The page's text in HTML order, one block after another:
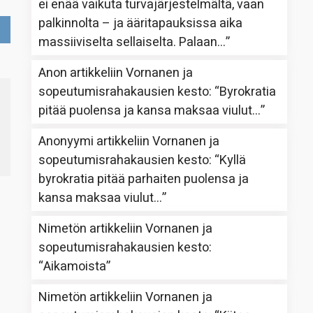
ei enää vaikuta turvajärjestelmältä, vaan
palkinnolta – ja ääritapauksissa aika
massiiviselta sellaiselta. Palaan…”
Anon artikkeliinVornanen ja
sopeutumisrahakausien kesto: “Byrokratia
pitää puolensa ja kansa maksaa viulut…”
Anonyymi artikkeliinVornanen ja
sopeutumisrahakausien kesto: “Kyllä
byrokratia pitää parhaiten puolensa ja
kansa maksaa viulut…”
Nimetön artikkeliinVornanen ja
sopeutumisrahakausien kesto:
“Aikamoista”
Nimetön artikkeliinVornanen ja